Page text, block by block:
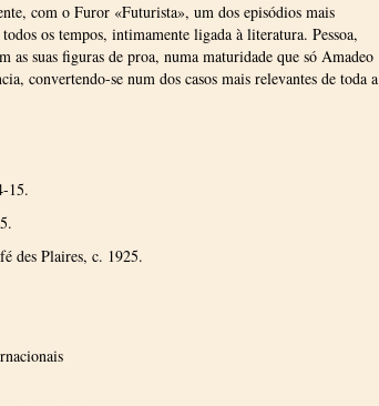
com o Furor «Futurista», um dos episódios mais
os tempos, intimamente ligada à literatura. Pessoa,
as suas figuras de proa, numa maturidade que só Amadeo
convertendo-se num dos casos mais relevantes de toda a
15.
des Plaires, c. 1925.